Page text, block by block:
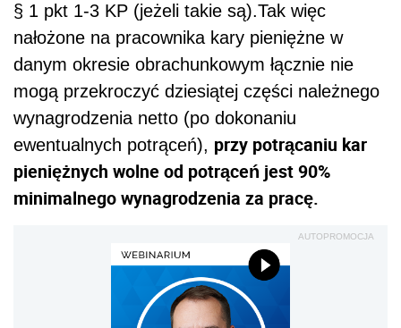
§ 1 pkt 1-3 KP (jeżeli takie są).Tak więc
nałożone na pracownika kary pieniężne w
danym okresie obrachunkowym łącznie nie
mogą przekroczyć dziesiątej części należnego
wynagrodzenia netto (po dokonaniu
ewentualnych potrąceń), przy potrącaniu kar
pieniężnych wolne od potrąceń jest 90%
minimalnego wynagrodzenia za pracę.
AUTOPROMOCJA